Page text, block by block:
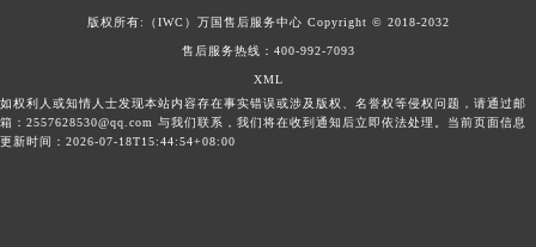
版权所有:（IWC） 万国售后服务中心 Copyright © 2018-2032
售后服务热线： 400-992-7093
XML
如权利人或知情人士发现本站内容存在事实错误或涉及版权、名誉权等侵权问题，请通过邮
箱：2557628530@qq.com 与我们联系，我们将在收到通知后立即依法处理。当前页面信息
更新时间：2026-07-18T15:44:54+08:00